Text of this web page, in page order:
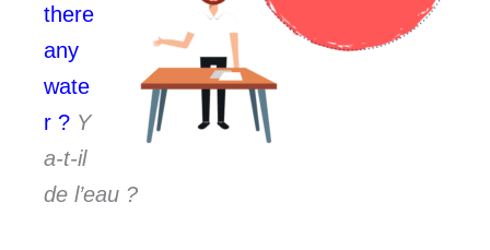
there
any
wate
r ? Y
a-t-il
de l’eau ?